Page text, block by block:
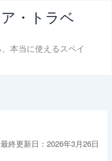
・トラベ
本当に使えるスペイ
最終更新日：2026年3月26日